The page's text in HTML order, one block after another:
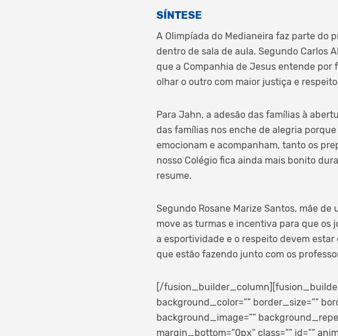
SÍNTESE
A Olimpíada do Medianeira faz parte do
dentro de sala de aula. Segundo Carlos
que a Companhia de Jesus entende por
olhar o outro com maior justiça e
Para Jahn, a adesão das famílias à
das famílias nos enche de alegria
emocionam e acompanham, tanto os
nosso Colégio fica ainda mais bonito
resume.
Segundo Rosane Marize Santos, mãe
move as turmas e incentiva para que os
a esportividade e o respeito devem
que estão fazendo junto com os
[/
background_color=”” border_size=””
background_image=””
margin_bottom=”0px” class=”” id=””